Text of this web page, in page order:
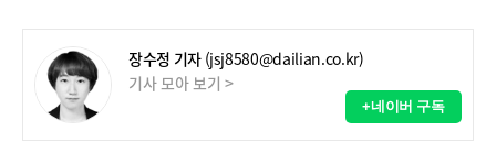
장수정 기자 (jsj8580@dailian.co.kr)
기사 모아 보기 >
+네이버 구독